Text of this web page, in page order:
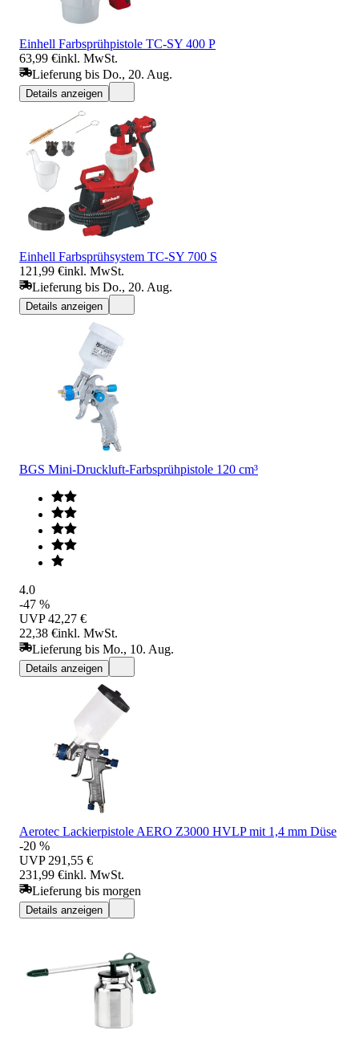
Einhell Farbsprühpistole TC-SY 400 P
63,99 €inkl. MwSt.
Lieferung bis Do., 20. Aug.
Details anzeigen
Einhell Farbsprühsystem TC-SY 700 S
121,99 €inkl. MwSt.
Lieferung bis Do., 20. Aug.
Details anzeigen
BGS Mini-Druckluft-Farbsprühpistole 120 cm³
4.0
-47 %
UVP 42,27 €
22,38 €inkl. MwSt.
Lieferung bis Mo., 10. Aug.
Details anzeigen
Aerotec Lackierpistole AERO Z3000 HVLP mit 1,4 mm Düse
-20 %
UVP 291,55 €
231,99 €inkl. MwSt.
Lieferung bis morgen
Details anzeigen